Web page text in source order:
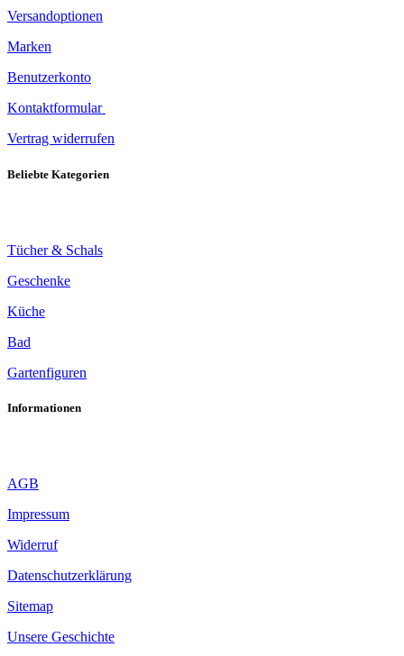
Versandoptionen
Marken
Benutzerkonto
Kontaktformular
Vertrag widerrufen
Beliebte Kategorien
Tücher & Schals
Geschenke
Küche
Bad
Gartenfiguren
Informationen
AGB
Impressum
Widerruf
Datenschutzerklärung
Sitemap
Unsere Geschichte